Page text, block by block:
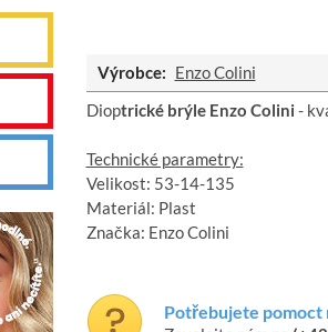
Výrobce: Enzo Colini
Dioptrické brýle Enzo Colini -
Technické parametry:
Velikost: 53-14-135
Materiál: Plast
Značka: Enzo Colini
Potřebujete pomoct